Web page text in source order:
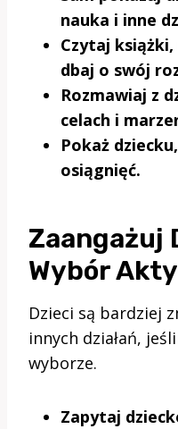
nauka i inne
Czytaj
dbaj o swój
Rozmawiaj z
celach i
Pokaż
osiągnięć.
Zaangażuj
Wybór
Dzieci są bardziej
innych działań,
wyborze.
Zapytaj